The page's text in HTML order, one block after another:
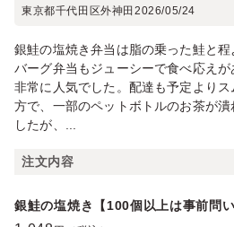
東京都千代田区外神田 2026/05/24
銀鮭の塩焼き弁当は脂の乗った鮭と
バーグ弁当もジューシーで食べ応え
非常に人気でした。配達も予定より
方で、一部のペットボトルのお茶が
したが、...
注文内容
銀鮭の塩焼き【100個以上は事前問い